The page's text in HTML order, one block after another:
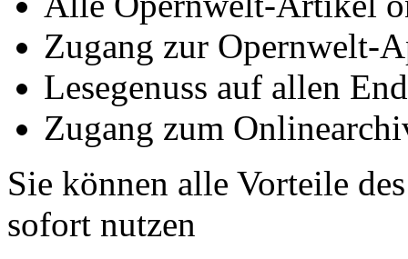
Zugang zur Opernwelt-
Lesegenuss auf allen
Zugang zum
Sie können alle Vorteile
sofort nutzen